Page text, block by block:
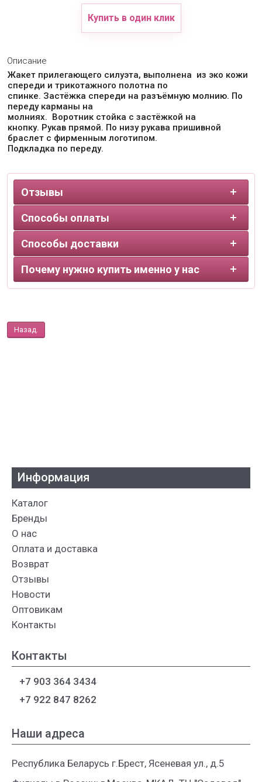
Купить в один клик
Описание
Жакет прилегающего силуэта, выполнена из эко кожи
спереди и трикотажного полотна по
спинке. Застёжка спереди на разъёмную молнию. По
переду карманы на
молниях. Воротник стойка с застёжкой на
кнопку. Рукав прямой. По низу рукава пришивной
браслет с фирменным логотипом.
Подкладка по переду.
Отзывы
Способы оплаты
Способы доставки
Почему нужно купить именно у нас
Назад.
Информация
Каталог
Бренды
О нас
Оплата и доставка
Возврат
Отзывы
Новости
Оптовикам
Контакты
Контакты
+7 903 364 3434
+7 922 847 8262
Наши адреса
Республика Беларусь г.Брест, Ясеневая ул., д.5